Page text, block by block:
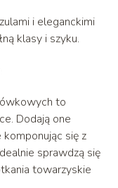
i eleganckimi
klasy i szyku.
to
Dodają one
się z
sprawdzą się
towarzyskie